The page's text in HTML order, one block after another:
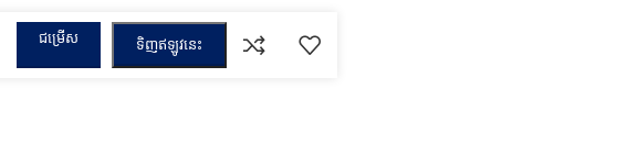
ជម្រើស ទិញឥឡូវនេះ